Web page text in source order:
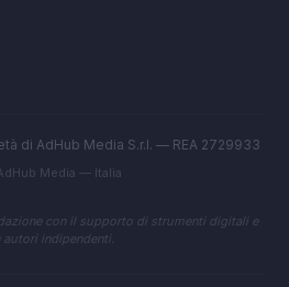
di AdHub Media S.r.l. — REA 2729933
Media — Italia
con il supporto di strumenti digitali e
indipendenti.